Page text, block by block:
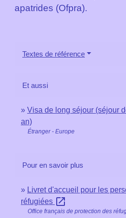
apatrides (Ofpra).
Textes de référence
Et aussi
Visa de long séjour (séjour
an)
Étranger - Europe
Pour en savoir plus
Livret d'accueil pour les
réfugiées open_in_new
Office français de protection des